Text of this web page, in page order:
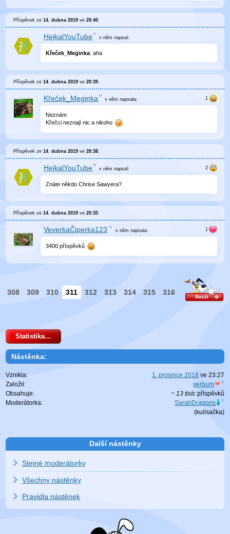
Příspěvek ze14. dubna 2019 ve20:40.
HejkalYouTube v něm napsal:
Křeček_Meginka: aha
Příspěvek ze14. dubna 2019 ve20:39.
Křeček_Meginka v něm napsala:
Neznám
Křečci neznají nic a nikoho
Příspěvek ze14. dubna 2019 ve20:38.
HejkalYouTube v něm napsal:
Znáte někdo Chrise Sawyera?
Příspěvek ze14. dubna 2019 ve20:35.
VeverkaČiperka123 v němnapsala:
3400 příspěvků
308 309 310 311 312 313 314 315 316
Statistika…
Nástěnka:
Vznikla: 1. prosince 2018 ve 23:27
Založil:
verbum
Obsahuje:
~ 13 tisícpříspěvků
Moderátorka:
SarahDragons
(kulisačka)
Další nástěnky
Stejné moderátorky
Všechny nástěnky
Pravidla nástěnek